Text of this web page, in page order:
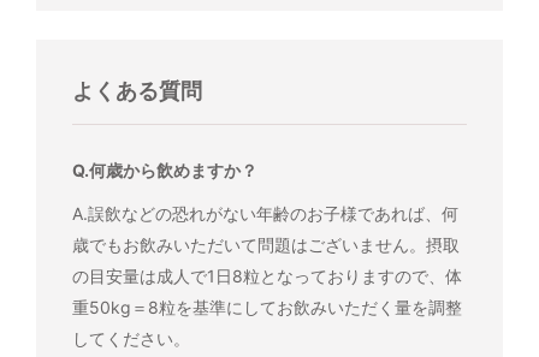
よくある質問
Q.何歳から飲めますか？
A.誤飲などの恐れがない年齢のお子様であれば、何
歳でもお飲みいただいて問題はございません。摂取
の目安量は成人で1日8粒となっておりますので、体
重50kg＝8粒を基準にしてお飲みいただく量を調整
してください。